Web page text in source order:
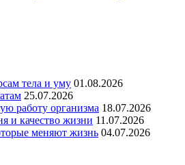
тела и уму 01.08.2026
25.07.2026
работу организма 18.07.2026
и качество жизни 11.07.2026
меняют жизнь 04.07.2026